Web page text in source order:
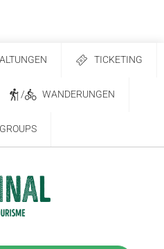
TICKETING
/ WANDERUNGEN
GROUPS